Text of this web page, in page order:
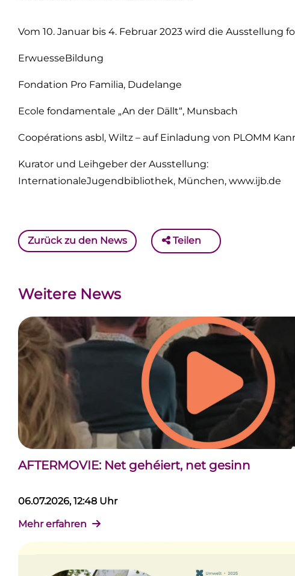
Vom 10. Januar bis 4. Februar 2023 wird die Ausstellung
ErwuesseBildung
Fondation Pro Familia, Dudelange
Ecole fondamentale „An der Dällt“, Munsbach
Coopérations asbl, Wiltz – auf Einladung von PLOMM
Kurator und Leihgeber der Ausstellung:
InternationaleJugendbibliothek, München, www.ijb.de
Zurück zu den News Teilen
Weitere News
AFTERMOVIE: Net gehéiert, net gesinn
06.07.2026, 12:48 Uhr
Mehr erfahren